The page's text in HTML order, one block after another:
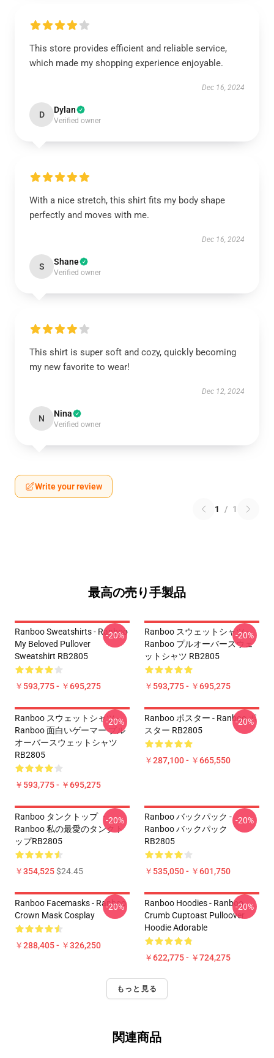
This store provides efficient and reliable service,
which made my shopping experience enjoyable.
Dec 16, 2024
D Dylan
Verified owner
With a nice stretch, this shirt fits my body shape
perfectly and moves with me.
Dec 16, 2024
S Shane
Verified owner
This shirt is super soft and cozy, quickly becoming
my new favorite to wear!
Dec 12, 2024
N Nina
Verified owner
Write your review
1 / 1
最高の売り手製品
Ranboo Sweatshirts - Ranboo
My Beloved Pullover
Sweatshirt RB2805
￥593,775 - ￥695,275
-20%
Ranboo スウェットシャツ -
Ranboo プルオーバースウェ
ットシャツ RB2805
￥593,775 - ￥695,275
-20%
Ranboo スウェットシャツ -
Ranboo 面白いゲーマー プル
オーバースウェットシャツ
RB2805
￥593,775 - ￥695,275
-20%
Ranboo ポスター - Ranboo ポ
スター RB2805
￥287,100 - ￥665,550
-20%
Ranboo タンクトップ ・
Ranboo 私の最愛のタンクト
ップRB2805
￥354,525$24.45
-20%
Ranboo バックパック -
Ranboo バックパック
RB2805
￥535,050 - ￥601,750
-20%
Ranboo Facemasks - Ranboo
Crown Mask Cosplay
￥288,405 - ￥326,250
-20%
Ranboo Hoodies - Ranboo
Crumb Cuptoast Pulloover
Hoodie Adorable
￥622,775 - ￥724,275
-20%
もっと見る
関連商品